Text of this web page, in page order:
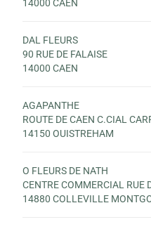
14000 CAEN
DAL FLEURS
90 RUE DE FALAISE
14000 CAEN
AGAPANTHE
ROUTE DE CAEN C.CIAL
14150 OUISTREHAM
O FLEURS DE NATH
CENTRE COMMERCIAL RUE
14880 COLLEVILLE